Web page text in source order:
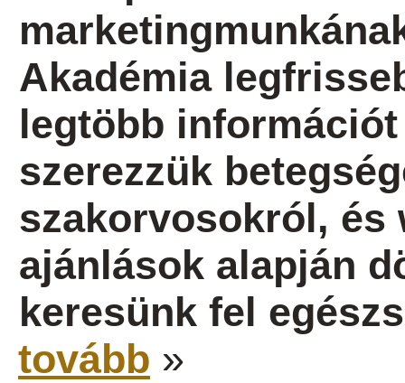
Akadémia
legtöbb
szerezzük
szakorvosokról, és
ajánlások alapján
keresünk fel
tovább »